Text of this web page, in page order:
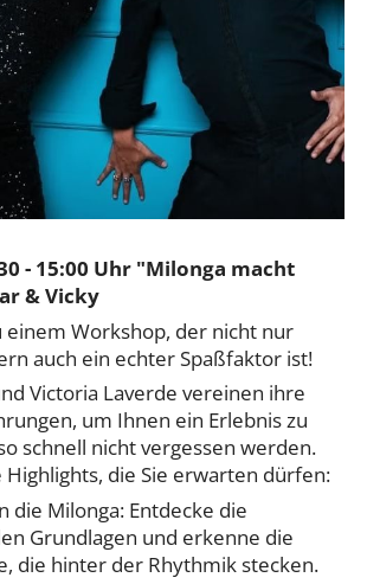
- 15:00 Uhr "Milonga macht
& Vicky
Workshop, der nicht nur
auch ein echter Spaßfaktor ist!
Victoria Laverde vereinen ihre
um Ihnen ein Erlebnis zu
schnell nicht vergessen werden.
Highlights, die Sie erwarten dürfen:
die Milonga: Entdecke die
Grundlagen und erkenne die
die hinter der Rhythmik stecken.